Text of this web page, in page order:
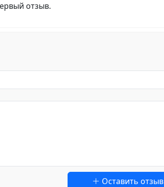
отзыв.
Оставить отзыв